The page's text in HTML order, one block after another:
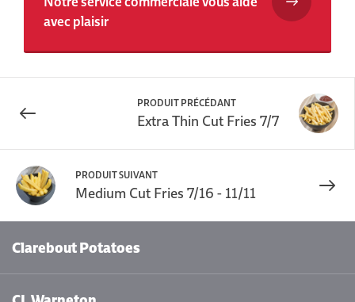
avec plaisir
PRODUIT PRÉCÉDANT
Extra Thin Cut Fries 7/7
PRODUIT SUIVANT
Medium Cut Fries 7/16 - 11/11
Clarebout Potatoes